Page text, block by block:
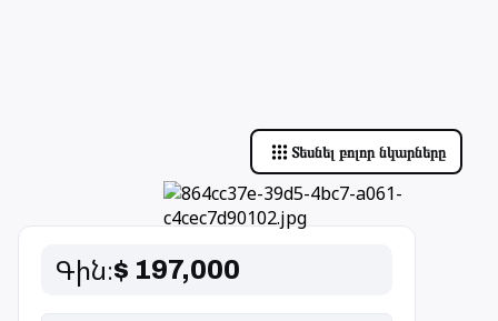
Տեսնել բոլոր նկարները
Գին։$ 197,000